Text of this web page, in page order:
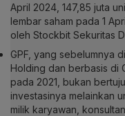
April 2024, 147,85 juta
lembar saham pada 1
oleh Stockbit Sekuritas
GPF, yang sebelumnya
Holding dan berbasis di
pada 2021, bukan
investasinya melainkan
milik karyawan,